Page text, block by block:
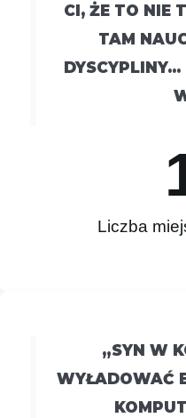
CI, ŻE TO NIE
TAM
Liczba
„SYN W
WYŁADOWAĆ